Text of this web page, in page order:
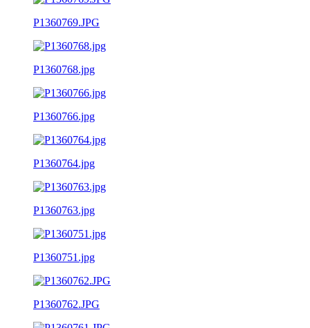
P1360769.JPG
P1360768.jpg
P1360766.jpg
P1360764.jpg
P1360763.jpg
P1360751.jpg
P1360762.JPG